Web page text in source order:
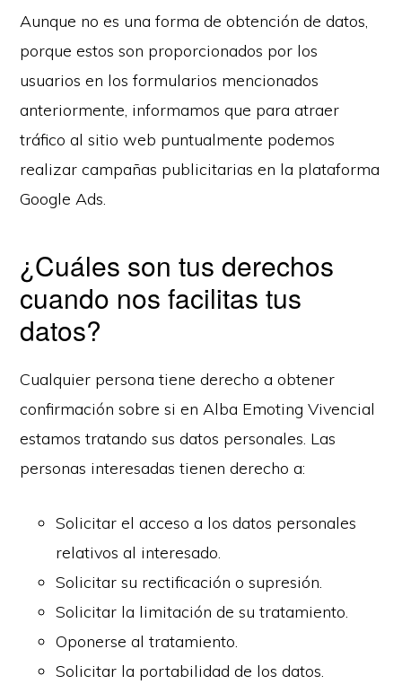
Aunque no es una forma de obtención de datos,
porque estos son proporcionados por los
usuarios en los formularios mencionados
anteriormente, informamos que para atraer
tráfico al sitio web puntualmente podemos
realizar campañas publicitarias en la plataforma
Google Ads.
¿Cuáles son tus derechos
cuando nos facilitas tus
datos?
Cualquier persona tiene derecho a obtener
confirmación sobre si en Alba Emoting Vivencial
estamos tratando sus datos personales. Las
personas interesadas tienen derecho a:
Solicitar el acceso a los datos personales
relativos al interesado.
Solicitar su rectificación o supresión.
Solicitar la limitación de su tratamiento.
Oponerse al tratamiento.
Solicitar la portabilidad de los datos.